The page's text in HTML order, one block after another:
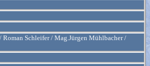
Schleifer / Mag.Jürgen Mühlbacher /